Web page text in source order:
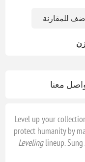
للمقارنة
معنا
Level up your
protect humanity by
Levelinglineup. Sung